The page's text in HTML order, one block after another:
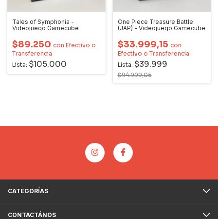
Tales of Symphonia -
Videojuego Gamecube
$89.250 con Efectivo o
Transferencia
Lista: $105.000
One Piece Treasure Battle
(JAP) - Videojuego Gamecube
$33.999,15 con
Efectivo o Transferencia
Lista: $39.999
$94.999,05
CATEGORÍAS
CONTACTÁNOS